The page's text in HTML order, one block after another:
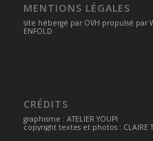
MENTIONS LÉGALES
site hébergé par OVH propulsé par
ENFOLD
CRÉDITS
graphisme : ATELIER YOUPI
copyright textes et photos : CLAIRE